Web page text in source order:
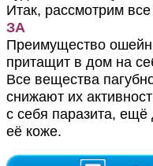
Итак, рассмотрим
ЗА
Преимущество
притащит в дом на
Все вещества
снижают их
с себя паразита, ещё
её коже.